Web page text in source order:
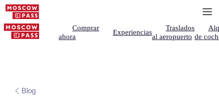
Comprar
ahora
Experiencias
Traslados
al aeropuerto de
Blog